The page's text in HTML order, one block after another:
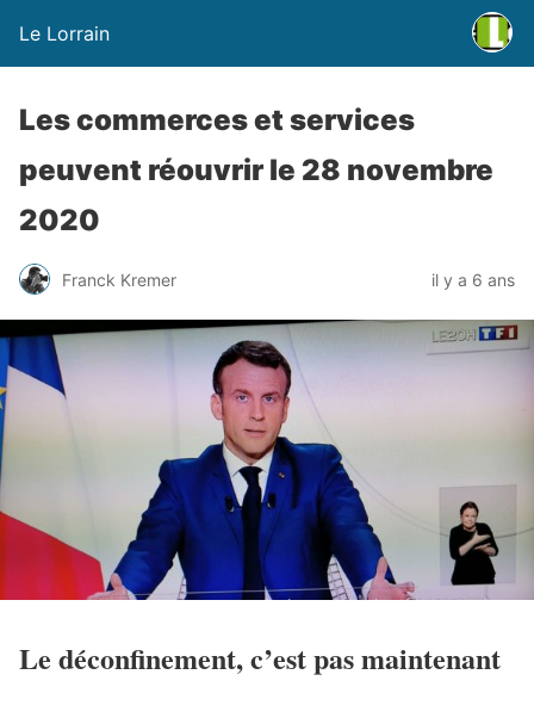
Le Lorrain
Les commerces et services
peuvent réouvrir le 28 novembre
2020
Franck Kremer il y a 6 ans
Le déconfinement, c’est pas maintenant